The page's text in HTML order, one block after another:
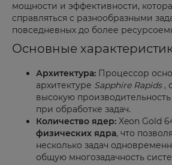
мощности и эффективности,
справляться с разнообразными
повседневных до более
Основные
Архитектура: Процессор
архитектуре Sapphire Rapids ,
высокую
при обработке задач.
Количество ядер: Xeon Gold
физических ядра, что
несколько задач
общую многозадачность